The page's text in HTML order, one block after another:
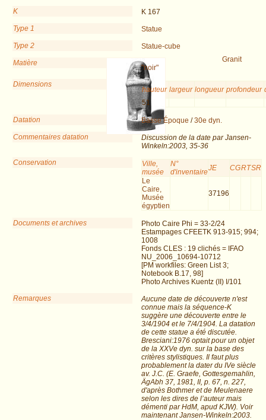
K
K 167
Type 1
Statue
Type 2
Statue-cube
Matière
Granit
"noir"
Dimensions
hauteur largeur longueur profondeur
51
Datation Basse Époque /30e dyn.
Commentaires datation
Discussion de la date par Jansen-
Winkeln:2003, 35-36
Conservation
Ville,
musée
N°
d'inventaireJE CGRTSR
Le
Caire,
Musée
égyptien
37196
Documents et archives
Photo Caire Phi = 33-2/24
Estampages CFEETK 913-915; 994;
1008
Fonds CLES : 19 clichés = IFAO
NU_2006_10694-10712
[PM workfiles: Green List 3;
Notebook B.17, 98]
Photo Archives Kuentz (II) I/101
Remarques
Aucune date de découverte n'est
connue mais la séquence-K
suggère une découverte entre le
3/4/1904 et le 7/4/1904. La datation
de cette statue a été discutée.
Bresciani:1976 optait pour un objet
de la XXVe dyn. sur la base des
critères stylistiques. Il faut plus
probablement la dater du IVe siècle
av. J.C. (E. Graefe, Gottesgemahlin,
ÄgAbh 37, 1981, II, p. 67, n. 227,
d'après Bothmer et de Meulenaere
selon les dires de l’auteur mais
démenti par HdM, apud KJW). Voir
maintenant Jansen-Winkeln:2003.